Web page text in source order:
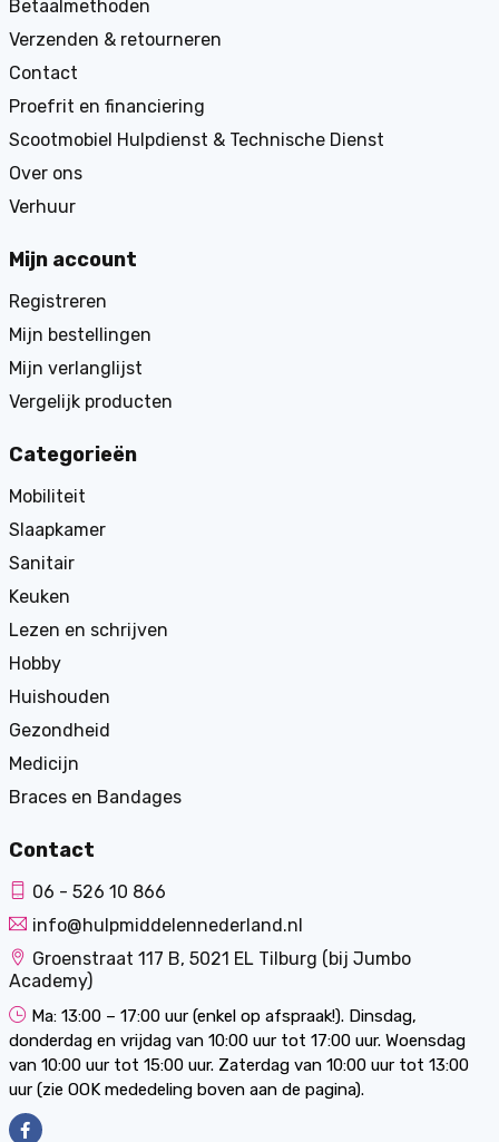
Betaalmethoden
Verzenden & retourneren
Contact
Proefrit en financiering
Scootmobiel Hulpdienst & Technische Dienst
Over ons
Verhuur
Mijn account
Registreren
Mijn bestellingen
Mijn verlanglijst
Vergelijk producten
Categorieën
Mobiliteit
Slaapkamer
Sanitair
Keuken
Lezen en schrijven
Hobby
Huishouden
Gezondheid
Medicijn
Braces en Bandages
Contact
06 - 526 10 866
info@hulpmiddelennederland.nl
Groenstraat 117 B, 5021 EL Tilburg (bij Jumbo
Academy)
Ma: 13:00 – 17:00 uur (enkel op afspraak!). Dinsdag,
donderdag en vrijdag van 10:00 uur tot 17:00 uur. Woensdag
van 10:00 uur tot 15:00 uur. Zaterdag van 10:00 uur tot 13:00
uur (zie OOK mededeling boven aan de pagina).